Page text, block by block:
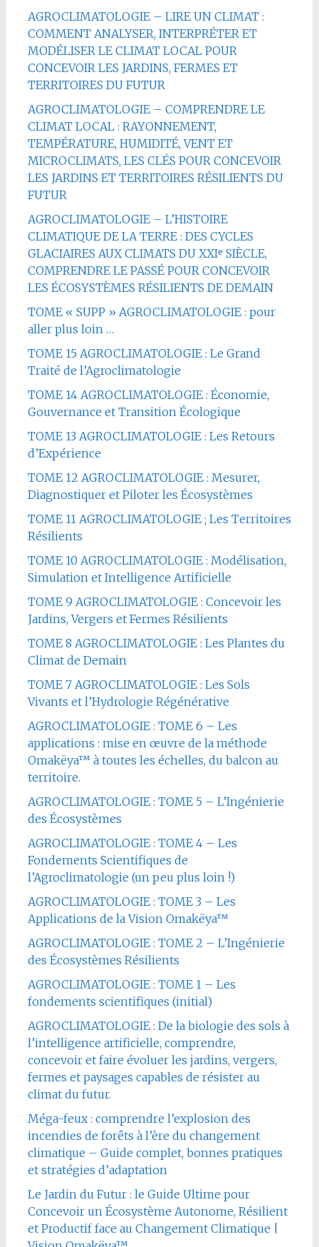
AGROCLIMATOLOGIE – LIRE UN CLIMAT :
COMMENT ANALYSER, INTERPRÉTER ET
MODÉLISER LE CLIMAT LOCAL POUR
CONCEVOIR LES JARDINS, FERMES ET
TERRITOIRES DU FUTUR
AGROCLIMATOLOGIE – COMPRENDRE LE
CLIMAT LOCAL : RAYONNEMENT,
TEMPÉRATURE, HUMIDITÉ, VENT ET
MICROCLIMATS, LES CLÉS POUR CONCEVOIR
LES JARDINS ET TERRITOIRES RÉSILIENTS DU
FUTUR
AGROCLIMATOLOGIE – L’HISTOIRE
CLIMATIQUE DE LA TERRE : DES CYCLES
GLACIAIRES AUX CLIMATS DU XXIᵉ SIÈCLE,
COMPRENDRE LE PASSÉ POUR CONCEVOIR
LES ÉCOSYSTÈMES RÉSILIENTS DE DEMAIN
TOME « SUPP » AGROCLIMATOLOGIE : pour
aller plus loin …
TOME 15 AGROCLIMATOLOGIE : Le Grand
Traité de l’Agroclimatologie
TOME 14 AGROCLIMATOLOGIE : Économie,
Gouvernance et Transition Écologique
TOME 13 AGROCLIMATOLOGIE : Les Retours
d’Expérience
TOME 12 AGROCLIMATOLOGIE : Mesurer,
Diagnostiquer et Piloter les Écosystèmes
TOME 11 AGROCLIMATOLOGIE ; Les Territoires
Résilients
TOME 10 AGROCLIMATOLOGIE : Modélisation,
Simulation et Intelligence Artificielle
TOME 9 AGROCLIMATOLOGIE : Concevoir les
Jardins, Vergers et Fermes Résilients
TOME 8 AGROCLIMATOLOGIE : Les Plantes du
Climat de Demain
TOME 7 AGROCLIMATOLOGIE : Les Sols
Vivants et l’Hydrologie Régénérative
AGROCLIMATOLOGIE : TOME 6 – Les
applications : mise en œuvre de la méthode
Omakëya™ à toutes les échelles, du balcon au
territoire.
AGROCLIMATOLOGIE : TOME 5 – L’Ingénierie
des Écosystèmes
AGROCLIMATOLOGIE : TOME 4 – Les
Fondements Scientifiques de
l’Agroclimatologie (un peu plus loin !)
AGROCLIMATOLOGIE : TOME 3 – Les
Applications de la Vision Omakëya™
AGROCLIMATOLOGIE : TOME 2 – L’Ingénierie
des Écosystèmes Résilients
AGROCLIMATOLOGIE : TOME 1 – Les
fondements scientifiques (initial)
AGROCLIMATOLOGIE : De la biologie des sols à
l’intelligence artificielle, comprendre,
concevoir et faire évoluer les jardins, vergers,
fermes et paysages capables de résister au
climat du futur.
Méga-feux : comprendre l’explosion des
incendies de forêts à l’ère du changement
climatique – Guide complet, bonnes pratiques
et stratégies d’adaptation
Le Jardin du Futur : le Guide Ultime pour
Concevoir un Écosystème Autonome, Résilient
et Productif face au Changement Climatique |